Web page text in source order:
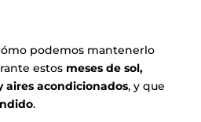
podemos mantenerlo
estos meses de sol,
aires acondicionados, y que
.